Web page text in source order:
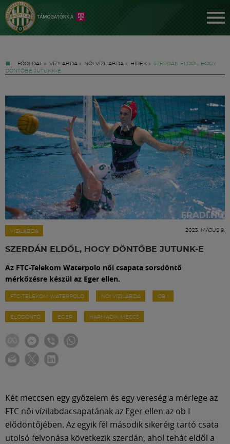
FŐOLDAL » VÍZILABDA » NŐI VÍZILABDA » HÍREK »
SZERDÁN ELDŐL, HOGY
DÖNTŐBE JUTUNK-E
VÍZILABDA 2023. MÁJUS 9.
SZERDÁN ELDŐL, HOGY DÖNTŐBE JUTUNK-E
Az FTC-Telekom Waterpolo női csapata sorsdöntő
mérkőzésre készül az Eger ellen.
FTC-TELEKOM WATERPOLO NŐI VÍZILABDA OB I
ELŐDÖNTŐ EGER HARMADIK MECCS
Két meccsen egy győzelem és egy vereség a mérlege az
FTC női vízilabdacsapatának az Eger ellen az ob I
elődöntőjében. Az egyik fél második sikeréig tartó csata
utolsó felvonása következik szerdán, ahol tehát eldől a
Jegyek
FM YouTube +
Hírek
Labdarúgás
Szakosztályok
Meccscenter
Klub
Szolgáltatások
Shop
Közösség